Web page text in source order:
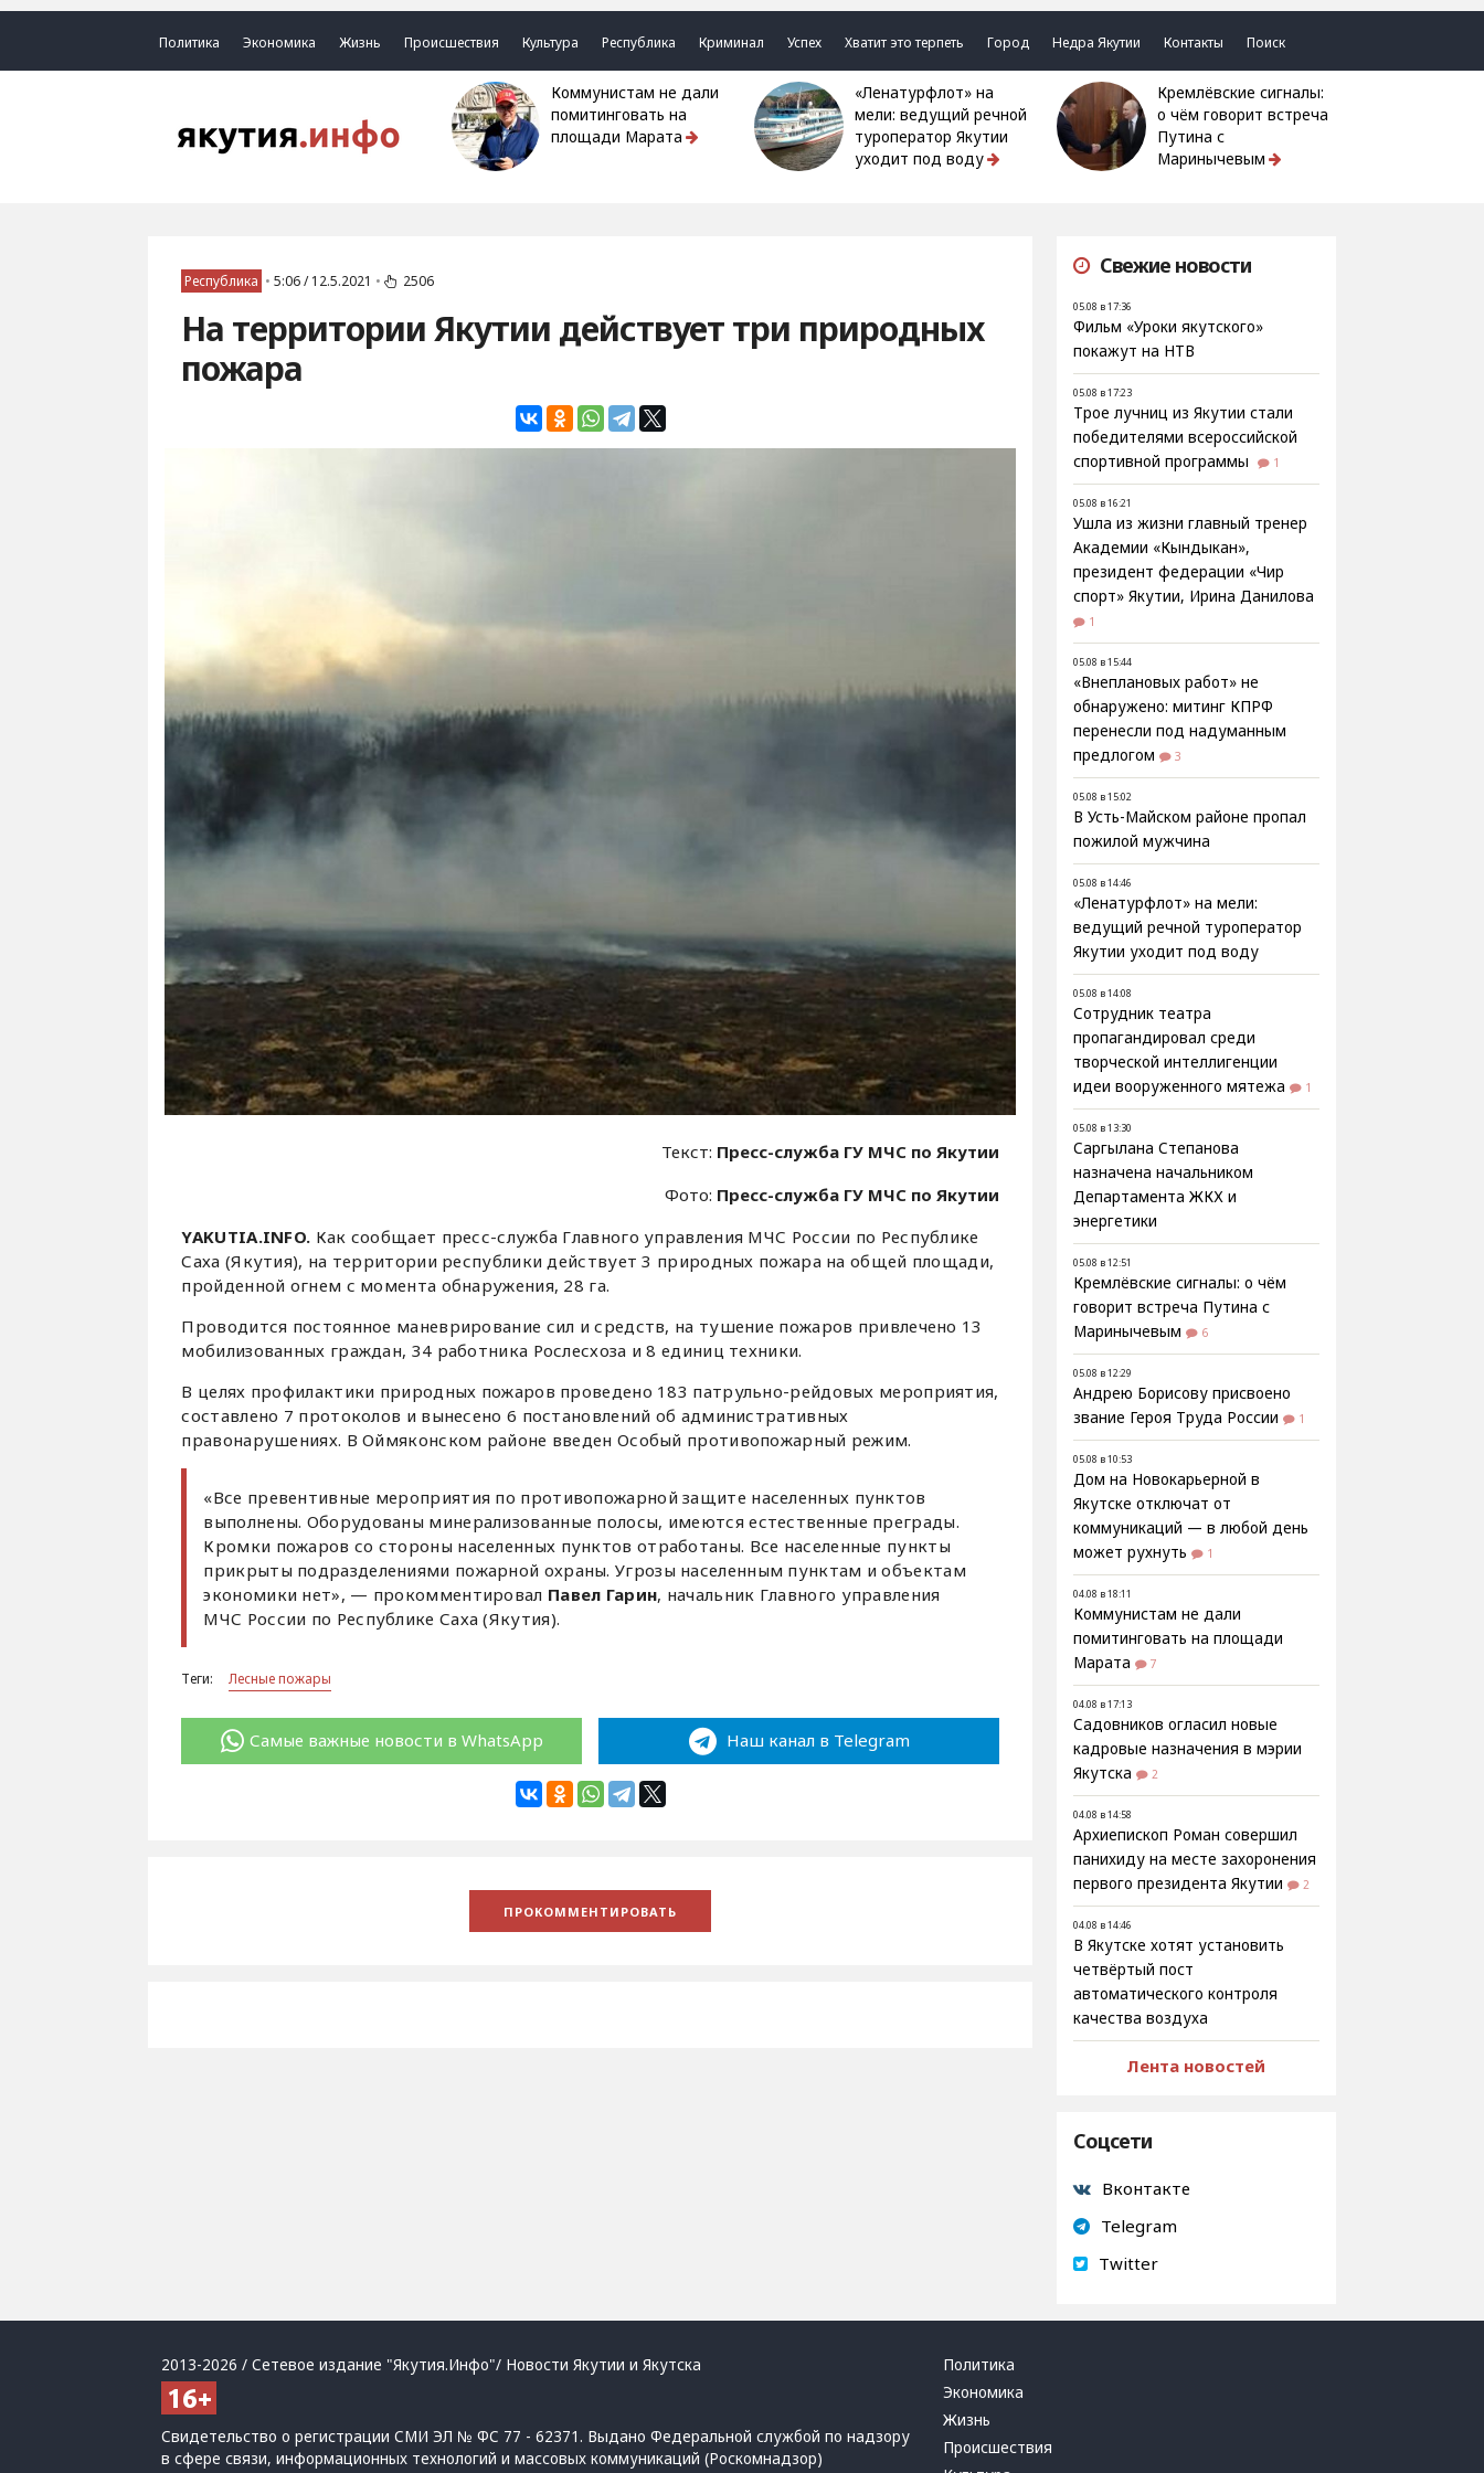
Политика Экономика Жизнь Происшествия Культура Республика Криминал Успех Хватит это терпеть Город Недра Якутии Контакты Поиск
Коммунистам не дали
помитинговать на
площади Марата
«Ленатурфлот» на
мели: ведущий речной
туроператор Якутии
уходит под воду
Кремлёвские сигналы:
о чём говорит встреча
Путина с
Маринычевым
Республика • 5:06 / 12.5.2021 • 2506
На территории Якутии действует три природных
пожара
Текст: Пресс-служба ГУ МЧС по Якутии
Фото: Пресс-служба ГУ МЧС по Якутии
YAKUTIA.INFO. Как сообщает пресс-служба Главного управления МЧС России по Республике
Саха (Якутия), на территории республики действует 3 природных пожара на общей площади,
пройденной огнем с момента обнаружения, 28 га.
Проводится постоянное маневрирование сил и средств, на тушение пожаров привлечено 13
мобилизованных граждан, 34 работника Рослесхоза и 8 единиц техники.
В целях профилактики природных пожаров проведено 183 патрульно-рейдовых мероприятия,
составлено 7 протоколов и вынесено 6 постановлений об административных
правонарушениях. В Оймяконском районе введен Особый противопожарный режим.
«Все превентивные мероприятия по противопожарной защите населенных пунктов
выполнены. Оборудованы минерализованные полосы, имеются естественные преграды.
Кромки пожаров со стороны населенных пунктов отработаны. Все населенные пункты
прикрыты подразделениями пожарной охраны. Угрозы населенным пунктам и объектам
экономики нет», — прокомментировал Павел Гарин, начальник Главного управления
МЧС России по Республике Саха (Якутия).
Теги: Лесные пожары
Самые важные новости в WhatsApp Наш канал в Telegram
Свежие новости
05.08 в 17:36
Фильм «Уроки якутского»
покажут на НТВ
05.08 в 17:23
Трое лучниц из Якутии стали
победителями всероссийской
спортивной программы
1
05.08 в 16:21
Ушла из жизни главный тренер
Академии «Кындыкан»,
президент федерации «Чир
спорт» Якутии, Ирина Данилова
1
05.08 в 15:44
«Внеплановых работ» не
обнаружено: митинг КПРФ
перенесли под надуманным
предлогом
3
05.08 в 15:02
В Усть-Майском районе пропал
пожилой мужчина
05.08 в 14:46
«Ленатурфлот» на мели:
ведущий речной туроператор
Якутии уходит под воду
05.08 в 14:08
Сотрудник театра
пропагандировал среди
творческой интеллигенции
идеи вооруженного мятежа
1
05.08 в 13:30
Саргылана Степанова
назначена начальником
Департамента ЖКХ и
энергетики
05.08 в 12:51
Кремлёвские сигналы: о чём
говорит встреча Путина с
Маринычевым
6
05.08 в 12:29
Андрею Борисову присвоено
звание Героя Труда России
1
05.08 в 10:53
Дом на Новокарьерной в
Якутске отключат от
коммуникаций — в любой день
может рухнуть
1
04.08 в 18:11
Коммунистам не дали
помитинговать на площади
Марата
7
04.08 в 17:13
Садовников огласил новые
кадровые назначения в мэрии
Якутска
2
04.08 в 14:58
Архиепископ Роман совершил
панихиду на месте захоронения
первого президента Якутии
2
04.08 в 14:46
В Якутске хотят установить
четвёртый пост
автоматического контроля
качества воздуха
Лента новостей
Соцсети
Вконтакте
Telegram
Twitter
2013-2026 / Сетевое издание "Якутия.Инфо"/ Новости Якутии и Якутска
Свидетельство о регистрации СМИ ЭЛ № ФС 77 - 62371. Выдано Федеральной службой по надзору
в сфере связи, информационных технологий и массовых коммуникаций (Роскомнадзор)
Политика
Экономика
Жизнь
Происшествия